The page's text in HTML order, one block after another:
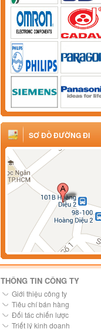
SƠ ĐỒ ĐƯỜNG ĐI
THÔNG TIN CÔNG TY
Giới thiệu công ty
Tiêu chí bán hàng
Đối tác chiến lược
Triết lý kinh doanh